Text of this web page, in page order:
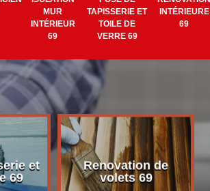
MUR
INTÉRIEUR
69
TAPISSERIE ET
TOILE DE
VERRE 69
INTÉRIEURE
69
et
69
Renovation de
volets 69